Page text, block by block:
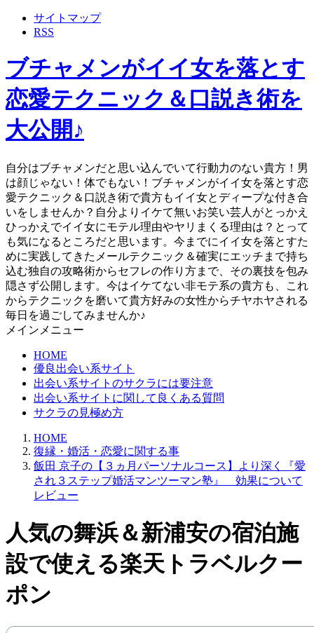
サイトマップ
RSS
ブチャメンがイイ女を落とす
恋愛テクニック＆口説き術を
大公開♪
自分はブチャメンだと思い込んでいて行動力のない貴方！男
は顔じゃない！体でもない！ブチャメンがイイ女を落とす恋
愛テクニック＆口説き術で貴方もイイ女とディープな付き合
いをしませんか？自分よりイケて無いお笑い芸人がとっかえ
ひっかえでイイ女にモテル理由やヤリまくる理由は？とって
も気になるところだと思います。今までにイイ女を落とすた
めに実践してきたメールテクニック＆確実にエッチまで持ち
込む独自の攻略術からセフレの作り方まで、その裏技を包み
隠さず公開します。今はイケてない非モテ系の貴方も、これ
からテクニックを磨いて貴方好みの女性からチヤホヤされる
毎日を過ごしてみませんか♪
メインメニュー
HOME
優良出会い系サイト
出会い系サイトのサクラには要注意
出会い系サイトに関して良くある質問
サクラの見極め方
HOME
復縁・婚活・恋愛に関する事
飯田 京子の【３ヵ月パーソナルコース】より深く『愛
され３ステップ婚活マンツーマン塾』 効果について
レビュー
人気の舞浜＆新浦安の宿泊施
設で使える楽天トラベルクー
ポン